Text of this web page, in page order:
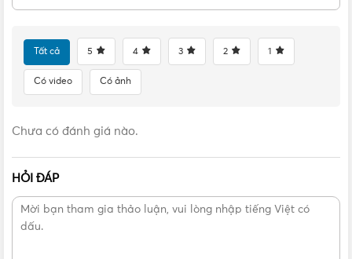
Bản vẽ kỹ thuật kích thước mặt trước của Tủ điện lắp nổi ABB 16
Tất cả 5 4 3 2 1
Có video Có ảnh
Chưa có đánh giá nào.
HỎI ĐÁP